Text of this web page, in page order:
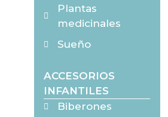
Plantas
medicinales
Sueño
ACCESORIOS
INFANTILES
Biberones